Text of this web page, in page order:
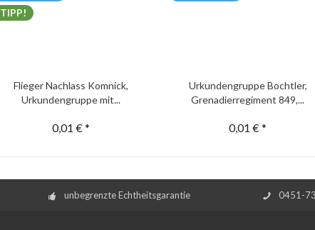
TIPP!
Flieger Nachlass Komnick,
Urkundengruppe mit...
0,01 € *
Urkundengruppe Bochtler,
Grenadierregiment 849,...
0,01 € *
unbegrenzte Echtheitsgarantie 0451-